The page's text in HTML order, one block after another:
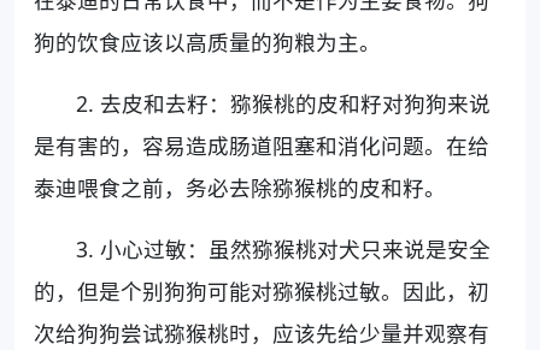
狗的饮食应该以高质量的狗粮为主。
2. 去皮和去籽：猕猴桃的皮和籽对狗狗来说
是有害的，容易造成肠道阻塞和消化问题。在给
泰迪喂食之前，务必去除猕猴桃的皮和籽。
3. 小心过敏：虽然猕猴桃对犬只来说是安全
的，但是个别狗狗可能对猕猴桃过敏。因此，初
次给狗狗尝试猕猴桃时，应该先给少量并观察有